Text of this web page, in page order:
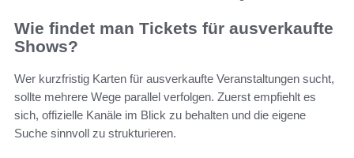
Wie findet man Tickets für ausverkaufte
Shows?
Wer kurzfristig Karten für ausverkaufte Veranstaltungen sucht,
sollte mehrere Wege parallel verfolgen. Zuerst empfiehlt es
sich, offizielle Kanäle im Blick zu behalten und die eigene
Suche sinnvoll zu strukturieren.